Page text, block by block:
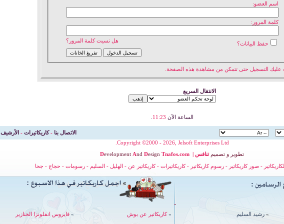
اسم العضو:
كلمة المرور:
هل نسيت كلمة المرور؟ حفظ البيانات؟
عليك التسجيل حتى تتمكن من مشاهدة هذه الصفحة.
الانتقال السريع
الساعة الآن 11:23
الاتصال بنا -كاريكاتيرات - الأرشيف
Copyright ©2000 - 2026, Jelsoft Enterprises Ltd.
Development And Design Tnafos.com | تطوير و تصميم تنافس
-صور كاريكاتير - رسوم كاريكاتير -كاريكاتيرات -كاريكاتير عن - الهليل - السليم -رسومات - حجاج - جحا
» فايروس انفلونزا الخنازير » كاريكاتير عن بوش » رشيد السليم